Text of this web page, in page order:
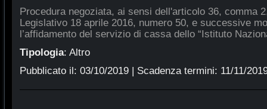
Procedura negoziata, ai sensi dell'articolo 36, comma
Legislativo 18 aprile 2016, numero 50, e successive
l’affidamento del servizio di cassa dello “Istituto
Tipologia: Altro
Pubblicato il: 03/10/2019| Scadenza termini: 11/11/